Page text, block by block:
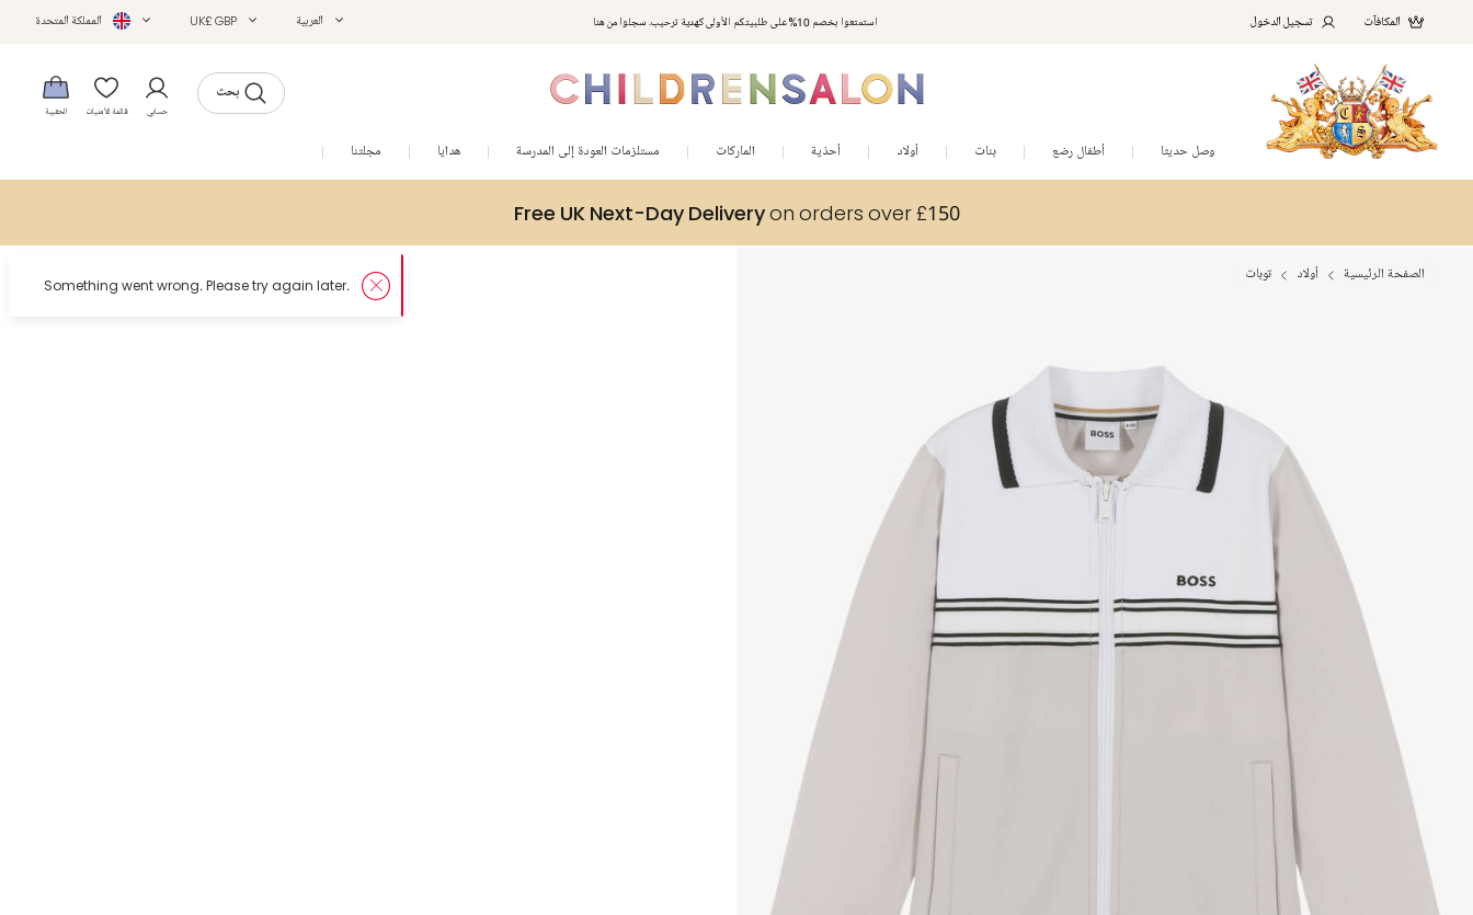
استمتعوا بخصم 10% على طلبيتكم الأولى كهدية ترحيب. سجلوا من هنا المكافآت تسجيل الدخول العربية UK£ GBP المملكة المتحدة
بحث
حسابي قائمة الأمنيات الحقيبة
وصل حديثا أطفال رضع بنات أولاد أحذية الماركات مستلزمات العودة إلى المدرسة هدايا مجلتنا
Free UK Next-Day Deliveryon orders over £150
الصفحة الرئيسية أولاد توبات